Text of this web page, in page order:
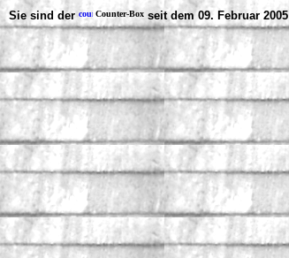
Sie sind der Counter-Box seit dem 09. Februar 2005